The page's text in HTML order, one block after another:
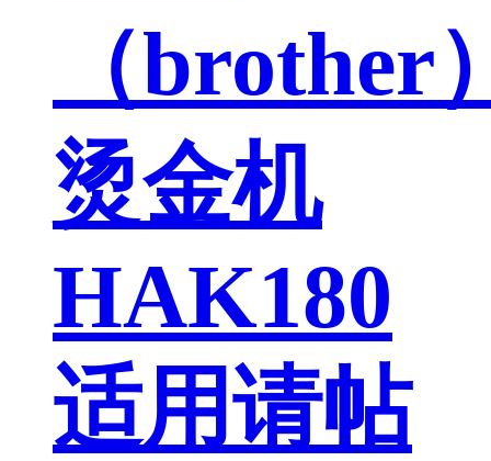
（brother
烫金机
HAK180
适用请帖